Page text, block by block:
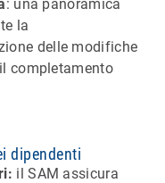
: una panoramica
la
delle modifiche
completamento
dipendenti
il SAM assicura